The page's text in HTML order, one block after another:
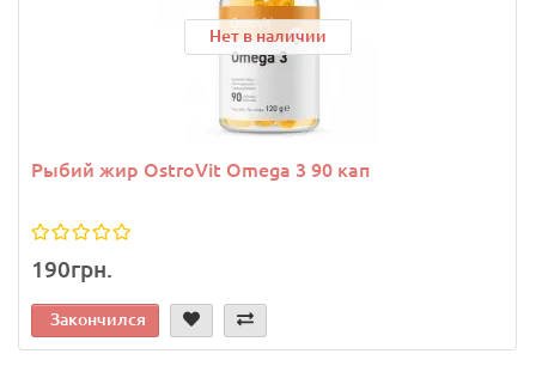
Нет в наличии
Рыбий жир OstroVit Omega 3 90 кап
190грн.
Закончился